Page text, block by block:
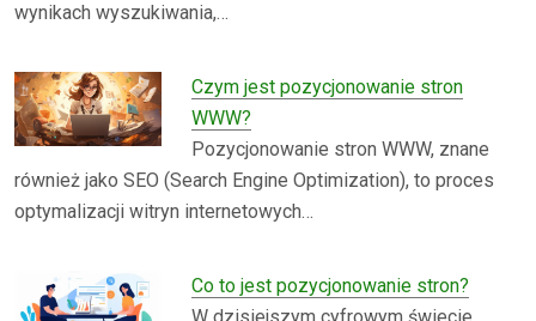
wynikach wyszukiwania,…
Czym jest pozycjonowanie stron
WWW?
Pozycjonowanie stron WWW, znane
również jako SEO (Search Engine Optimization), to proces
optymalizacji witryn internetowych…
Co to jest pozycjonowanie stron?